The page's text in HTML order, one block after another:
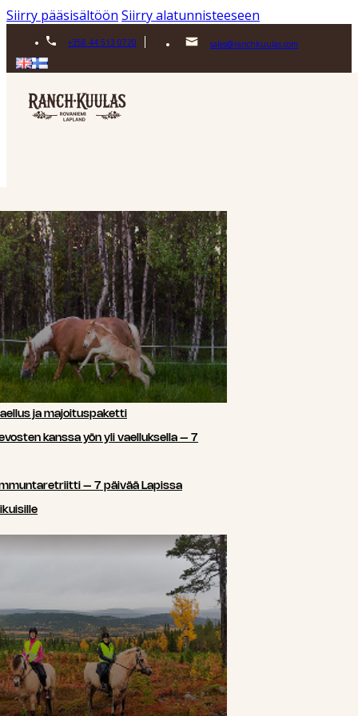
Siirry pääsisältöön Siirry alatunnisteeseen
+358 44 513 0720 sales@ranchkuulas.com
ja majoituspaketti
kanssa yön yli vaelluksella – 7
– 7 päivää Lapissa